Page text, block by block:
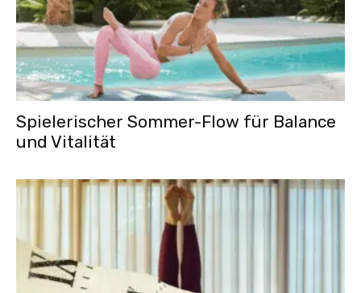
Spielerischer Sommer-Flow für Balance
und Vitalität